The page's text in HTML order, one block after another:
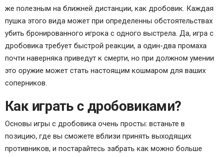
же полезным на ближней дистанции, как дробовик. Каждая
пушка этого вида может при определенны обстоятельствах
убить бронированного игрока с одного выстрела. Да, игра с
дробовика требует быстрой реакции, а один-два промаха
почти наверняка приведут к смерти, но при должном умении
это оружие может стать настоящим кошмаром для ваших
соперников.
Как играть с дробовиками?
Основы игры с дробовика очень просты: встаньте в
позицию, где вы сможете вблизи принять выходящих
противников, и постарайтесь забрать как можно больше